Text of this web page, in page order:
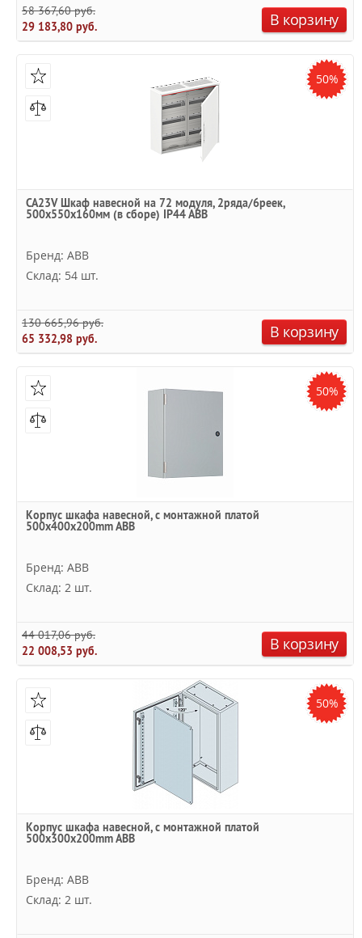
58 367,60 руб.
29 183,80 руб.
В корзину
50%
CA23V Шкаф навесной на 72 модуля, 2ряда/6реек,
500x550x160мм (в сборе) IP44 ABB
Бренд: ABB
Склад: 54 шт.
130 665,96 руб.
65 332,98 руб.
В корзину
50%
Корпус шкафа навесной, с монтажной платой
500x400x200mm ABB
Бренд: ABB
Склад: 2 шт.
44 017,06 руб.
22 008,53 руб.
В корзину
50%
Корпус шкафа навесной, с монтажной платой
500x300x200mm ABB
Бренд: ABB
Склад: 2 шт.